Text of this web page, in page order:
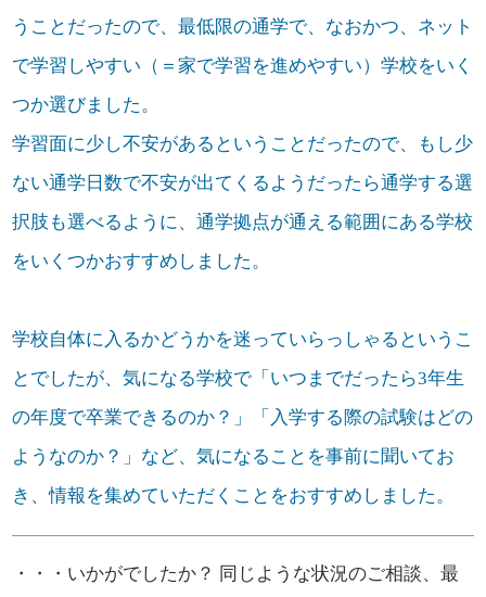
うことだったので、最低限の通学で、なおかつ、ネット
で学習しやすい（＝家で学習を進めやすい）学校をいく
つか選びました。
学習面に少し不安があるということだったので、もし少
ない通学日数で不安が出てくるようだったら通学する選
択肢も選べるように、通学拠点が通える範囲にある学校
をいくつかおすすめしました。
学校自体に入るかどうかを迷っていらっしゃるというこ
とでしたが、気になる学校で「いつまでだったら3年生
の年度で卒業できるのか？」「入学する際の試験はどの
ようなのか？」など、気になることを事前に聞いてお
き、情報を集めていただくことをおすすめしました。
・・・いかがでしたか？ 同じような状況のご相談、最